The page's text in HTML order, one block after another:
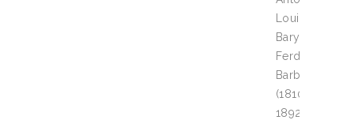
Louis
Barye
Ferdinand
Barbedienne
(1810-
1892)